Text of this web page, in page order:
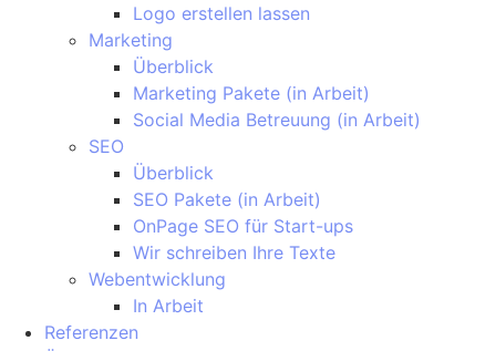
Logo erstellen lassen
Marketing
Überblick
Marketing Pakete (in Arbeit)
Social Media Betreuung (in Arbeit)
SEO
Überblick
SEO Pakete (in Arbeit)
OnPage SEO für Start-ups
Wir schreiben Ihre Texte
Webentwicklung
In Arbeit
Referenzen